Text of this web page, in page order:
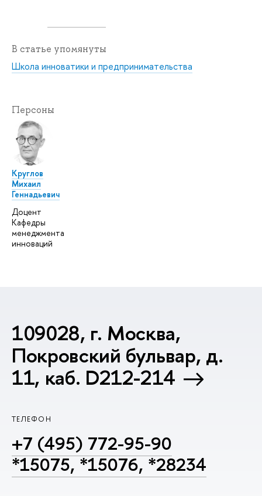
В статье упомянуты
Школа инноватики и предпринимательства
Персоны
Круглов
Михаил
Геннадьевич
Доцент
Кафедры
менеджмента
инноваций
109028, г. Москва,
Покровский бульвар, д.
11, каб. D212-214
ТЕЛЕФОН
+7 (495) 772-95-90
*15075, *15076, *28234